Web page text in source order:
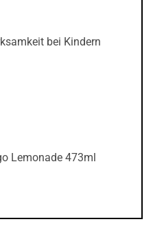
bei Kindern
Lemonade 473ml